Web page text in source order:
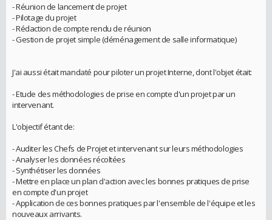
- Réunion de lancement de projet
- Pilotage du projet
- Rédaction de compte rendu de réunion
- Gestion de projet simple (déménagement de salle informatique)
J'ai aussi était mandaté pour piloter un projet Interne, dont l'objet était:
- Etude des méthodologies de prise en compte d'un projet par un
intervenant.
L'objectif étant de:
- Auditer les Chefs de Projet et intervenant sur leurs méthodologies
- Analyser les données récoltées
- Synthétiser les données
- Mettre en place un plan d'action avec les bonnes pratiques de prise
en compte d'un projet
- Application de ces bonnes pratiques par l'ensemble de l'équipe et les
nouveaux arrivants.